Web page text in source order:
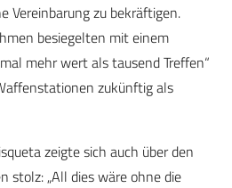
Vereinbarung zu bekräftigen.
besiegelten mit einem
mehr wert als tausend Treffen“
zukünftig als
zeigte sich auch über den
stolz: „All dies wäre ohne die